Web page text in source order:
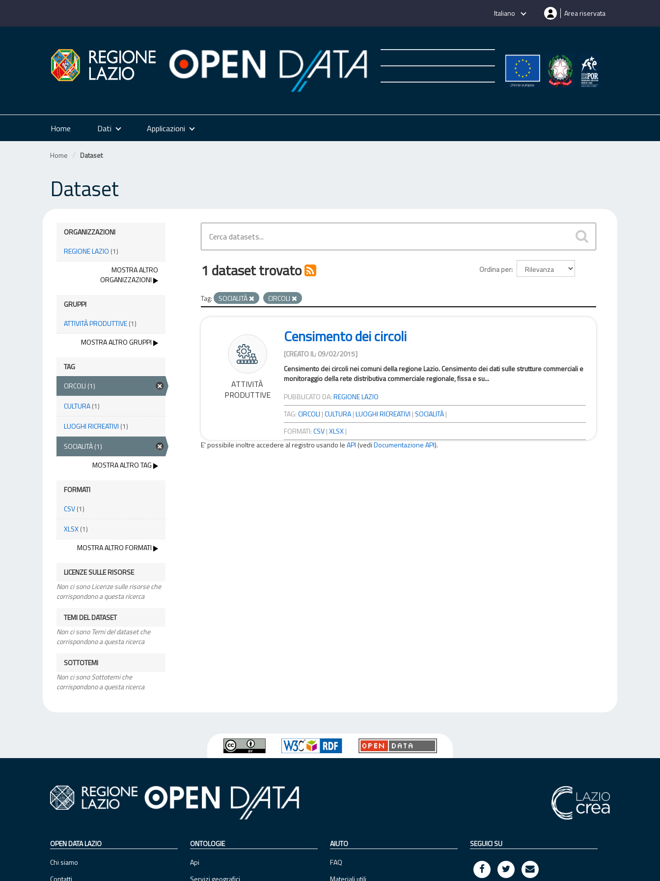
Italiano Area riservata
Home Dati Applicazioni
Home Dataset
Dataset
ORGANIZZAZIONI
REGIONE LAZIO (1)
MOSTRA ALTRO
ORGANIZZAZIONI
GRUPPI
ATTIVITÀ PRODUTTIVE(1)
MOSTRA ALTRO GRUPPI
TAG
CIRCOLI (1)
CULTURA(1)
LUOGHI RICREATIVI (1)
SOCIALITÀ(1)
MOSTRA ALTRO TAG
FORMATI
CSV(1)
XLSX(1)
MOSTRA ALTRO FORMATI
LICENZE SULLE RISORSE
Non ci sono Licenze sulle risorse che
corrispondono a questa ricerca
TEMI DEL DATASET
Non ci sono Temi del dataset che
corrispondono a questa ricerca
SOTTOTEMI
Non ci sono Sottotemi che
corrispondono a questa ricerca
Ordina per
1 dataset trovato
Tag: SOCIALITÀ CIRCOLI
ATTIVITÀ
PRODUTTIVE
Censimento dei circoli
[CREATO IL: 09/02/2015]
Censimento dei circoli nei comuni della regione Lazio. Censimento dei dati sulle strutture commerciali e
monitoraggio della rete distributiva commerciale regionale, fissa e su...
PUBBLICATO DA:REGIONE LAZIO
TAG:CIRCOLI |CULTURA |LUOGHI RICREATIVI | SOCIALITÀ |
FORMATI:CSV |XLSX |
E' possibile inoltre accedere al registro usando leAPI (vediDocumentazione API).
OPEN DATA LAZIO
Chi siamo
Contatti
ONTOLOGIE
Api
Servizi geografici
AIUTO
FAQ
Materiali utili
SEGUICI SU